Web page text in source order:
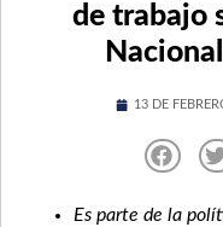
de trabajo
13 DE
Es parte de la